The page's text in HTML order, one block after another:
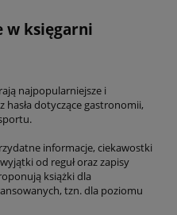
w księgarni
najpopularniejsze i
dotyczące gastronomii,
informacje, ciekawostki
od reguł oraz zapisy
książki dla
tzn. dla poziomu